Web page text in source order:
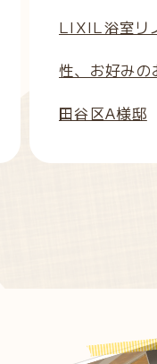
LIXIL浴室リ
性、お好み
田谷区A様邸